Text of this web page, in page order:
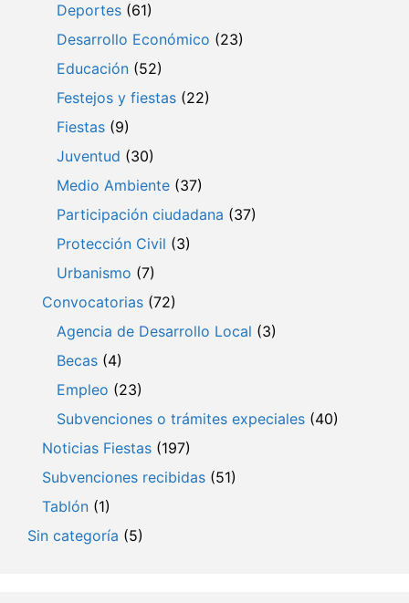
Deportes (61)
Desarrollo Económico (23)
Educación (52)
Festejos y fiestas (22)
Fiestas (9)
Juventud (30)
Medio Ambiente (37)
Participación ciudadana (37)
Protección Civil (3)
Urbanismo (7)
Convocatorias (72)
Agencia de Desarrollo Local (3)
Becas (4)
Empleo (23)
Subvenciones o trámites expeciales (40)
Noticias Fiestas (197)
Subvenciones recibidas (51)
Tablón (1)
Sin categoría (5)